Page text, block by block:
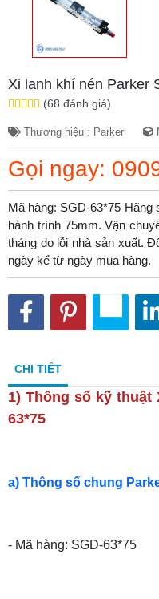
Xi lanh khí nén Parker
(68 đánh giá)
Thương hiệu : Parker
Gọi ngay:
Mã hàng: SGD-63*75
hành trình 75mm. Vận
tháng do lỗi nhà sản xuất.
ngày kể từ ngày mua hàng.
CHI TIẾT
1) Thông số kỹ thuật
63*75
a) Thông số chung
- Mã hàng: SGD-63*75